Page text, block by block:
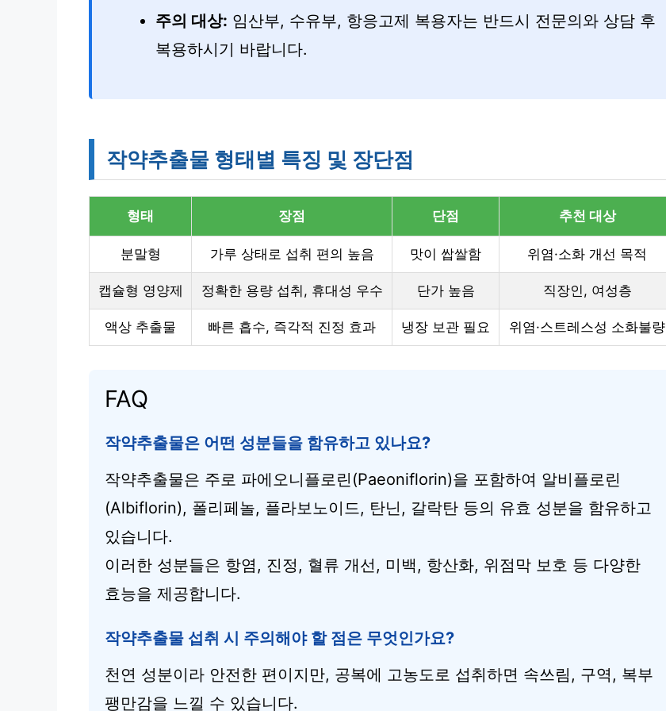
주의 대상: 임산부, 수유부, 항응고제 복용자는 반드시 전문의와 상담 후
복용하시기 바랍니다.
작약추출물 형태별 특징 및 장단점
형태 장점 단점 추천 대상
분말형 가루 상태로 섭취 편의 높음 맛이 쌉쌀함 위염·소화 개선 목적
캡슐형 영양제 정확한 용량 섭취, 휴대성 우수 단가 높음 직장인, 여성층
액상 추출물 빠른 흡수, 즉각적 진정 효과 냉장 보관 필요 위염·스트레스성 소화불량
FAQ
작약추출물은 어떤 성분들을 함유하고 있나요?
작약추출물은 주로 파에오니플로린(Paeoniflorin)을 포함하여 알비플로린
(Albiflorin), 폴리페놀, 플라보노이드, 탄닌, 갈락탄 등의 유효 성분을 함유하고
있습니다.
이러한 성분들은 항염, 진정, 혈류 개선, 미백, 항산화, 위점막 보호 등 다양한
효능을 제공합니다.
작약추출물 섭취 시 주의해야 할 점은 무엇인가요?
천연 성분이라 안전한 편이지만, 공복에 고농도로 섭취하면 속쓰림, 구역, 복부
팽만감을 느낄 수 있습니다.